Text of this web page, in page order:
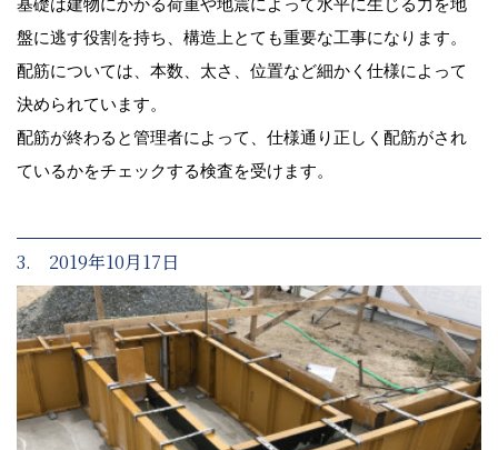
基礎は建物にかかる荷重や地震によって水平に生じる力を地
盤に逃す役割を持ち、構造上とても重要な工事になります。
配筋については、本数、太さ、位置など細かく仕様によって
決められています。
配筋が終わると管理者によって、仕様通り正しく配筋がされ
ているかをチェックする検査を受けます。
3. 2019年10月17日